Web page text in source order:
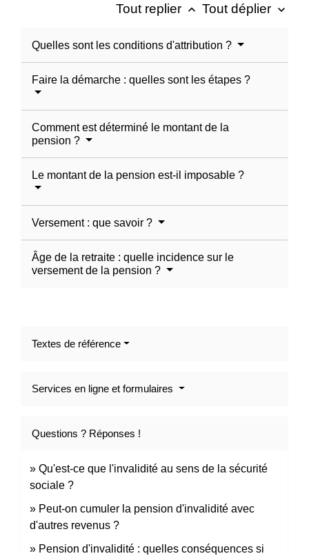
Tout replier keyboard_arrow_up Tout déplier keyboard_arrow_down
Quelles sont les conditions d'attribution ?
Faire la démarche : quelles sont les étapes ?
Comment est déterminé le montant de la
pension ?
Le montant de la pension est-il imposable ?
Versement : que savoir ?
Âge de la retraite : quelle incidence sur le
versement de la pension ?
Textes de référence
Services en ligne et formulaires
Questions ? Réponses !
Qu'est-ce que l'invalidité au sens de la sécurité
sociale ?
Peut-on cumuler la pension d'invalidité avec
d'autres revenus ?
Pension d'invalidité : quelles conséquences si